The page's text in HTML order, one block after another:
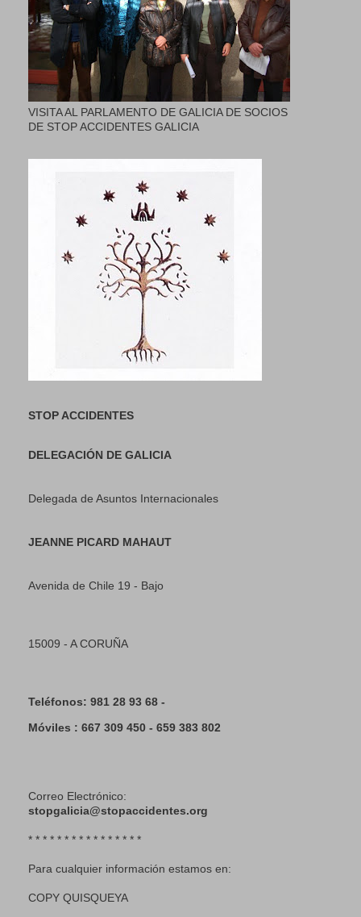
VISITA AL PARLAMENTO DE GALICIA DE SOCIOS
DE STOP ACCIDENTES GALICIA
STOP ACCIDENTES
DELEGACIÓN DE GALICIA
Delegada de Asuntos Internacionales
JEANNE PICARD MAHAUT
Avenida de Chile 19 - Bajo
15009 - A CORUÑA
Teléfonos: 981 28 93 68 -
Móviles : 667 309 450 - 659 383 802
Correo Electrónico:
stopgalicia@stopaccidentes.org
* * * * * * * * * * * * * * * *
Para cualquier información estamos en:
COPY QUISQUEYA